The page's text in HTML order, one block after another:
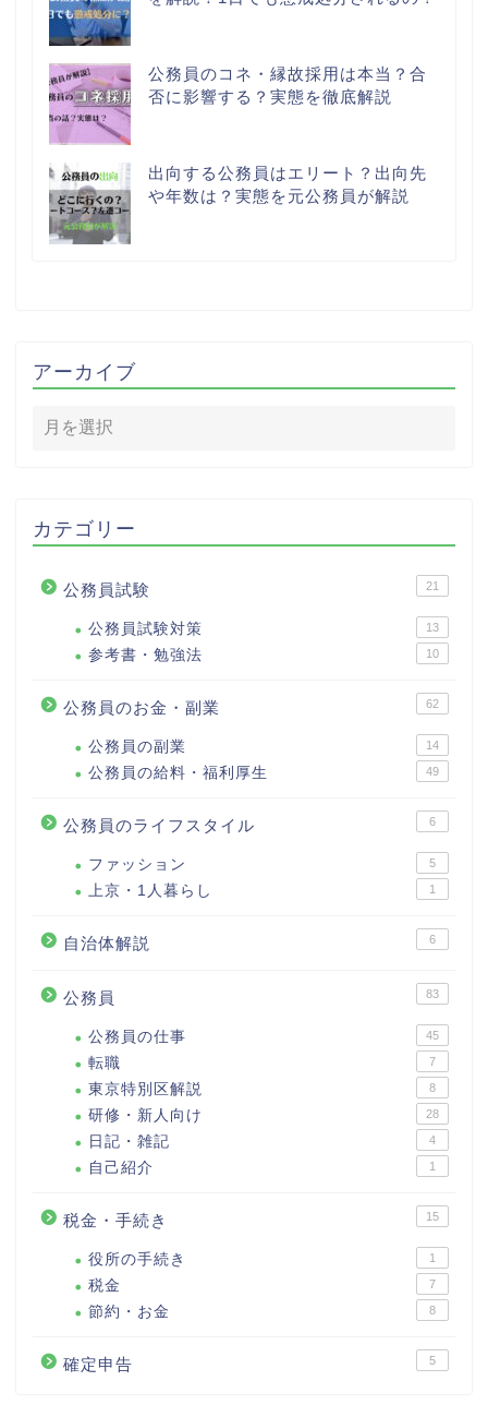
公務員のコネ・縁故採用は本当？合
否に影響する？実態を徹底解説
出向する公務員はエリート？出向先
や年数は？実態を元公務員が解説
アーカイブ
カテゴリー
公務員試験 21
公務員試験対策 13
参考書・勉強法 10
公務員のお金・副業 62
公務員の副業 14
公務員の給料・福利厚生 49
公務員のライフスタイル 6
ファッション 5
上京・1人暮らし 1
自治体解説 6
公務員 83
公務員の仕事 45
転職 7
東京特別区解説 8
研修・新人向け 28
日記・雑記 4
自己紹介 1
税金・手続き 15
役所の手続き 1
税金 7
節約・お金 8
確定申告 5